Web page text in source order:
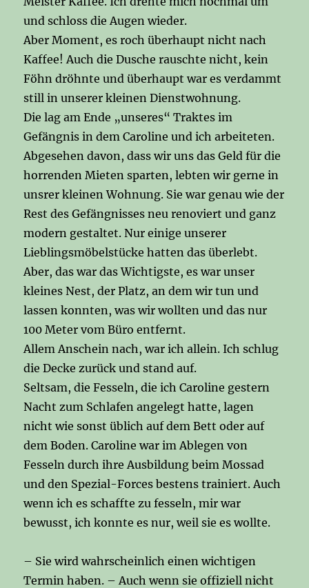
und schloss die Augen wieder.
Aber Moment, es roch überhaupt nicht nach
Kaffee! Auch die Dusche rauschte nicht, kein
Föhn dröhnte und überhaupt war es verdammt
still in unserer kleinen Dienstwohnung.
Die lag am Ende „unseres“ Traktes im
Gefängnis in dem Caroline und ich arbeiteten.
Abgesehen davon, dass wir uns das Geld für die
horrenden Mieten sparten, lebten wir gerne in
unsrer kleinen Wohnung. Sie war genau wie der
Rest des Gefängnisses neu renoviert und ganz
modern gestaltet. Nur einige unserer
Lieblingsmöbelstücke hatten das überlebt.
Aber, das war das Wichtigste, es war unser
kleines Nest, der Platz, an dem wir tun und
lassen konnten, was wir wollten und das nur
100 Meter vom Büro entfernt.
Allem Anschein nach, war ich allein. Ich schlug
die Decke zurück und stand auf.
Seltsam, die Fesseln, die ich Caroline gestern
Nacht zum Schlafen angelegt hatte, lagen
nicht wie sonst üblich auf dem Bett oder auf
dem Boden. Caroline war im Ablegen von
Fesseln durch ihre Ausbildung beim Mossad
und den Spezial-Forces bestens trainiert. Auch
wenn ich es schaffte zu fesseln, mir war
bewusst, ich konnte es nur, weil sie es wollte.
– Sie wird wahrscheinlich einen wichtigen
Termin haben. – Auch wenn sie offiziell nicht